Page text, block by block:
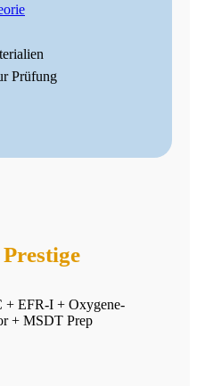
Prüfung
EFR-I + Oxygene-
+ MSDT Prep